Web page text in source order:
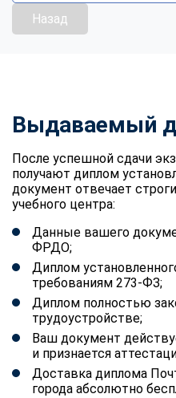
Назад
Выдаваемый
После успешной сдачи
получают диплом
документ отвечает
учебного центра:
Данные вашего
ФРДО;
Диплом
требованиям 273-ФЗ;
Диплом полностью
трудоустройстве;
Ваш документ
и признается
Доставка диплома
города абсолютно